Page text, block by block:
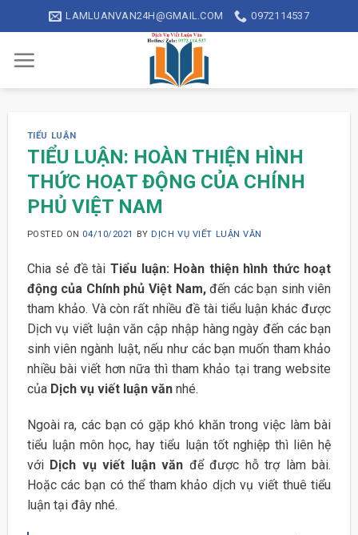
to
content
LAMLUANVAN24H@GMAIL.COM 0972114537
TIỂU LUẬN
TIỂU LUẬN: HOÀN THIỆN HÌNH
THỨC HOẠT ĐỘNG CỦA CHÍNH
PHỦ VIỆT NAM
POSTED ON 04/10/2021 BY DỊCH VỤ VIẾT LUẬN VĂN
Chia sẻ đề tài Tiểu luận: Hoàn thiện hình thức hoạt
động của Chính phủ Việt Nam,đến các bạn sinh viên
tham khảo. Và còn rất nhiều đề tài tiểu luận khác được
Dịch vụ viết luận văn cập nhập hàng ngày đến các bạn
sinh viên ngành luật, nếu như các bạn muốn tham khảo
nhiều bài viết hơn nữa thì tham khảo tại trang website
của Dịch vụ viết luận vănnhé.
Ngoài ra, các bạn có gặp khó khăn trong việc làm bài
tiểu luận môn học, hay tiểu luận tốt nghiệp thì liên hệ
vớiDịch vụ viết luận văn để được hỗ trợ làm bài.
Hoặc các bạn có thể tham khảo dịch vụ viết thuê tiểu
luận tại đây nhé.